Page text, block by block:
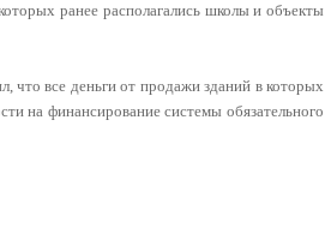
ранее располагались школы и объекты
все деньги от продажи зданий в которых
на финансирование системы обязательного